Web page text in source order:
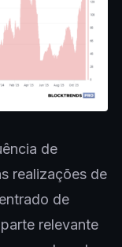
de
realizações de
de
relevante